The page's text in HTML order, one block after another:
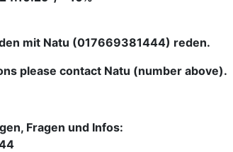
mit Natu (017669381444) reden.
please contact Natu (number above).
Fragen und Infos: